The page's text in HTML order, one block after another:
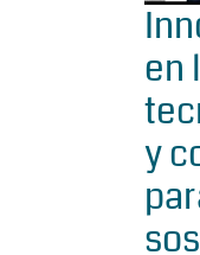
en
y